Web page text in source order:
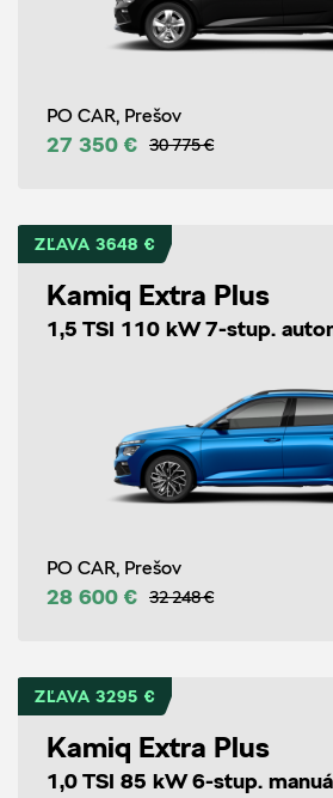
PO CAR, Prešov
27 350 € 30 775 €
ZĽAVA 3648 €
Kamiq Extra Plus
1,5 TSI 110 kW 7-stup.
PO CAR, Prešov
28 600 € 32 248 €
ZĽAVA 3295 €
Kamiq Extra Plus
1,0 TSI 85 kW 6-stup.